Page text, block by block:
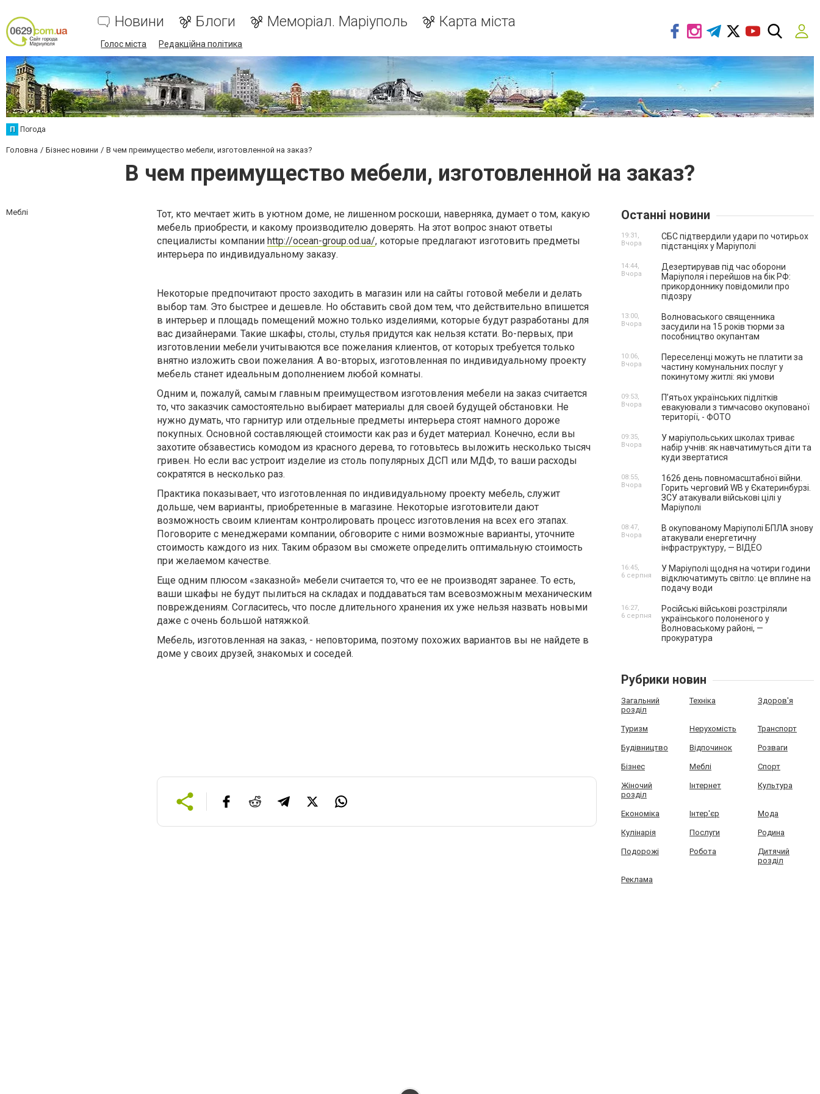
Новини Блоги Меморіал. Маріуполь Карта міста
Голос міста Редакційна політика
П Погода
Головна Бізнес новини В чем преимущество мебели, изготовленной на заказ?
В чем преимущество мебели, изготовленной на заказ?
Меблі
Тот, кто мечтает жить в уютном доме, не лишенном роскоши, наверняка, думает о том, какую
мебель приобрести, и какому производителю доверять. На этот вопрос знают ответы
специалисты компании http://ocean-group.od.ua/, которые предлагают изготовить предметы
интерьера по индивидуальному заказу.
Некоторые предпочитают просто заходить в магазин или на сайты готовой мебели и делать
выбор там. Это быстрее и дешевле. Но обставить свой дом тем, что действительно впишется
в интерьер и площадь помещений можно только изделиями, которые будут разработаны для
вас дизайнерами. Такие шкафы, столы, стулья придутся как нельзя кстати. Во-первых, при
изготовлении мебели учитываются все пожелания клиентов, от которых требуется только
внятно изложить свои пожелания. А во-вторых, изготовленная по индивидуальному проекту
мебель станет идеальным дополнением любой комнаты.
Одним и, пожалуй, самым главным преимуществом изготовления мебели на заказ считается
то, что заказчик самостоятельно выбирает материалы для своей будущей обстановки. Не
нужно думать, что гарнитур или отдельные предметы интерьера стоят намного дороже
покупных. Основной составляющей стоимости как раз и будет материал. Конечно, если вы
захотите обзавестись комодом из красного дерева, то готовьтесь выложить несколько тысяч
гривен. Но если вас устроит изделие из столь популярных ДСП или МДФ, то ваши расходы
сократятся в несколько раз.
Практика показывает, что изготовленная по индивидуальному проекту мебель, служит
дольше, чем варианты, приобретенные в магазине. Некоторые изготовители дают
возможность своим клиентам контролировать процесс изготовления на всех его этапах.
Поговорите с менеджерами компании, обговорите с ними возможные варианты, уточните
стоимость каждого из них. Таким образом вы сможете определить оптимальную стоимость
при желаемом качестве.
Еще одним плюсом «заказной» мебели считается то, что ее не производят заранее. То есть,
ваши шкафы не будут пылиться на складах и поддаваться там всевозможным механическим
повреждениям. Согласитесь, что после длительного хранения их уже нельзя назвать новыми
даже с очень большой натяжкой.
Мебель, изготовленная на заказ, - неповторима, поэтому похожих вариантов вы не найдете в
доме у своих друзей, знакомых и соседей.
Останні новини
СБС підтвердили удари по чотирьох
підстанціях у Маріуполі
19:31,
Вчора
Дезертирував під час оборони
Маріуполя і перейшов на бік РФ:
прикордоннику повідомили про
підозру
14:44,
Вчора
Волноваського священника
засудили на 15 років тюрми за
пособництво окупантам
13:00,
Вчора
Переселенці можуть не платити за
частину комунальних послуг у
покинутому житлі: які умови
10:06,
Вчора
П’ятьох українських підлітків
евакуювали з тимчасово окупованої
території, - ФОТО
09:53,
Вчора
У маріупольських школах триває
набір учнів: як навчатимуться діти та
куди звертатися
09:35,
Вчора
1626 день повномасштабної війни.
Горить черговий WB у Єкатеринбурзі.
ЗСУ атакували військові цілі у
Маріуполі
08:55,
Вчора
В окупованому Маріуполі БПЛА знову
атакували енергетичну
інфраструктуру, — ВІДЕО
08:47,
Вчора
У Маріуполі щодня на чотири години
відключатимуть світло: це вплине на
подачу води
16:45,
6 серпня
Російські військові розстріляли
українського полоненого у
Волноваському районі, —
прокуратура
16:27,
6 серпня
Рубрики новин
Загальний
розділ
Техніка Здоров'я
Туризм Нерухомість Транспорт
Будівництво Відпочинок Розваги
Бізнес Меблі Спорт
Жіночий
розділ
Інтернет Культура
Економіка Інтер'єр Мода
Кулінарія Послуги Родина
Подорожі Робота
Дитячий
розділ
Реклама